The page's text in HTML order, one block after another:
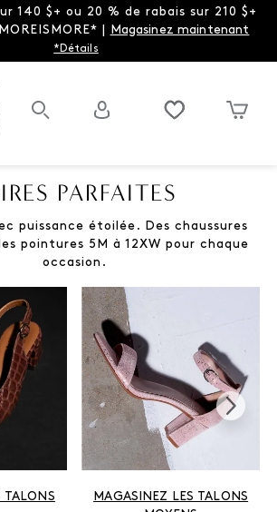
140 $+ ou 20 % de rabais sur 210 $+
| Magasinez maintenant
*Détails
PARFAITES
puissance étoilée. Des chaussures
pointures 5M à 12XW pour chaque
occasion.
TALONS
MAGASINEZ LES TALONS